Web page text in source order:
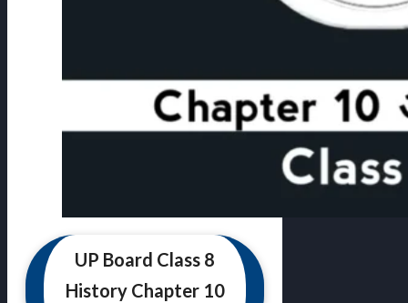
UP Board Class 8
History Chapter 10